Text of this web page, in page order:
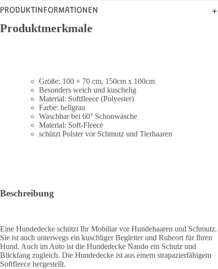
PRODUKTINFORMATIONEN
Produktmerkmale
Größe: 100 × 70 cm, 150cm x 100cm
Besonders weich und kuschelig
Material: Softfleece (Polyester)
Farbe: hellgrau
Waschbar bei 60° Schonwäsche
Material: Soft-Fleece
schützt Polster vor Schmutz und Tierhaaren
Beschreibung
Eine Hundedecke schützt Ihr Mobiliar vor Hundehaaren und Schmutz.
Sie ist auch unterwegs ein kuschliger Begleiter und Ruheort für Ihren
Hund. Auch im Auto ist die Hundedecke Nando ein Schutz und
Blickfang zugleich. Die Hundedecke ist aus einem strapazierfähigem
Softfleece hergestellt.